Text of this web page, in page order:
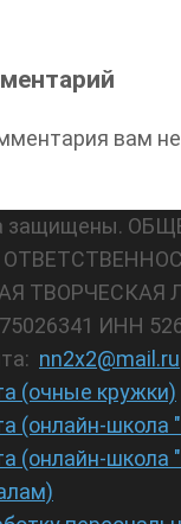
вам
защищены.
ТВОРЧЕСКАЯ
ИНН
nn2x2@mail.ru
(очные кружки)
(онлайн-школа
(онлайн-школа